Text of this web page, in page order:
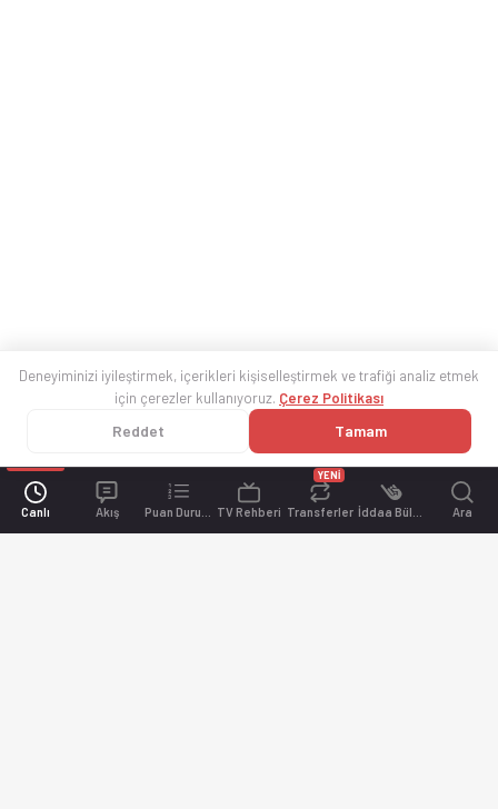
Canlı Akış TV Rehberi Transferler
YENİ
Ara
Deneyiminizi iyileştirmek, içerikleri kişiselleştirmek ve trafiği analiz etmek
için çerezler kullanıyoruz. Çerez Politikası
Reddet Tamam